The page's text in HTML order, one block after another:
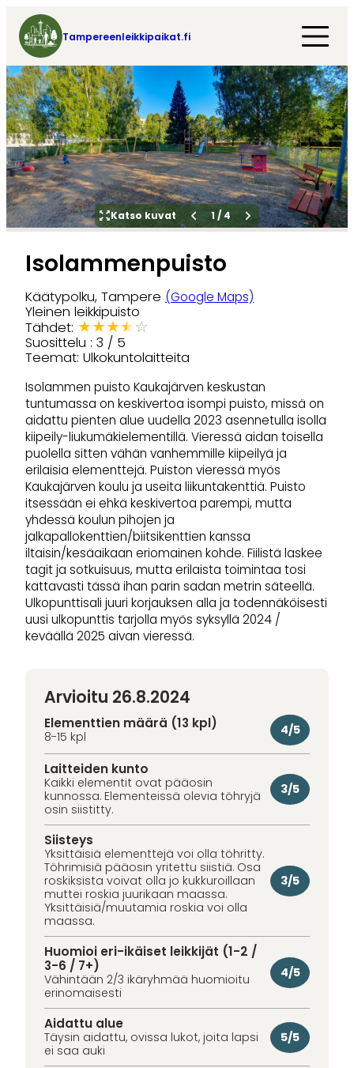
Tampereenleikkipaikat.fi
Katso kuvat 1/ 4
Isolammenpuisto
Käätypolku, Tampere (Google Maps)
Yleinen leikkipuisto
Tähdet: ★★★★☆
Suosittelu : 3 / 5
Teemat: Ulkokuntolaitteita
Isolammen puisto Kaukajärven keskustan
tuntumassa on keskivertoa isompi puisto, missä on
aidattu pienten alue uudella 2023 asennetulla isolla
kiipeily-liukumäkielementillä. Vieressä aidan toisella
puolella sitten vähän vanhemmille kiipeilyä ja
erilaisia elementtejä. Puiston vieressä myös
Kaukajärven koulu ja useita liikuntakenttiä. Puisto
itsessään ei ehkä keskivertoa parempi, mutta
yhdessä koulun pihojen ja
jalkapallokenttien/biitsikenttien kanssa
iltaisin/kesäaikaan eriomainen kohde. Fiilistä laskee
tagit ja sotkuisuus, mutta erilaista toimintaa tosi
kattavasti tässä ihan parin sadan metrin säteellä.
Ulkopunttisali juuri korjauksen alla ja todennäköisesti
uusi ulkopunttis tarjolla myös syksyllä 2024 /
keväällä 2025 aivan vieressä.
Arvioitu 26.8.2024
Elementtien määrä (13 kpl)
8-15 kpl 4/5
Laitteiden kunto
Kaikki elementit ovat pääosin
kunnossa. Elementeissä olevia töhryjä
osin siistitty.
3/5
Siisteys
Yksittäisiä elementtejä voi olla töhritty.
Töhrimisiä pääosin yritettu siistiä. Osa
roskiksista voivat olla jo kukkuroillaan
muttei roskia juurikaan maassa.
Yksittäisiä/muutamia roskia voi olla
maassa.
3/5
Huomioi eri-ikäiset leikkijät (1-2 /
3-6 / 7+)
Vähintään 2/3 ikäryhmää huomioitu
erinomaisesti
4/5
Aidattu alue
Täysin aidattu, ovissa lukot, joita lapsi
ei saa auki
5/5